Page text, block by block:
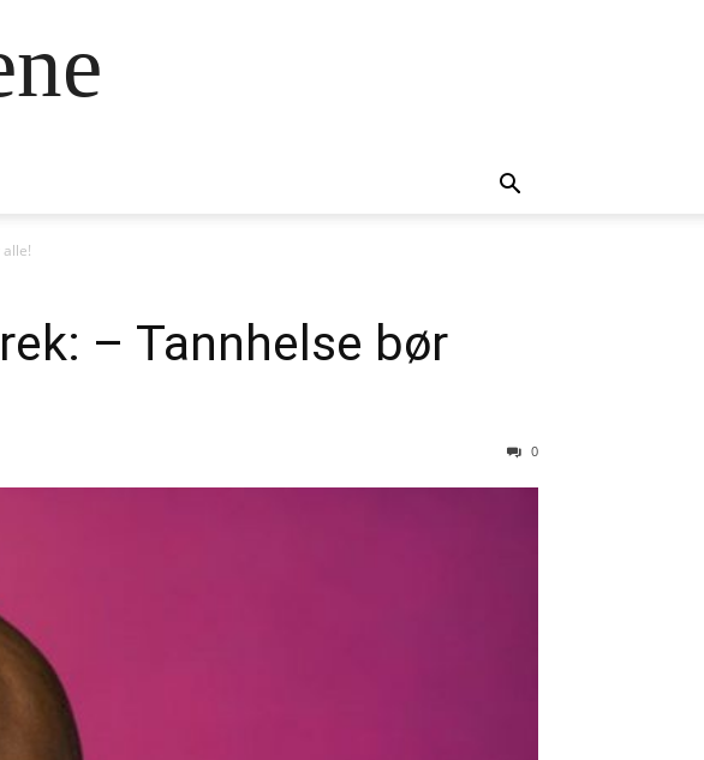
– Tannhelse bør
0